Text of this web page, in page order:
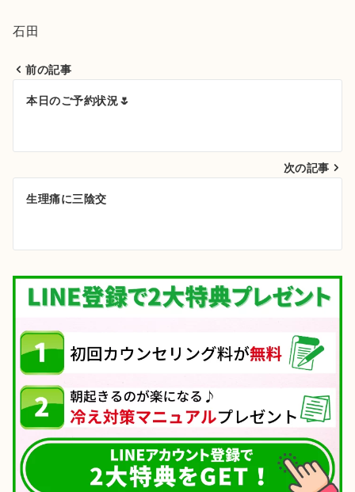
石田
投
ビ
ゲ
シ
ョ
ン
前の記事
本日のご予約状況🌷
次の記事
生理痛に三陰交